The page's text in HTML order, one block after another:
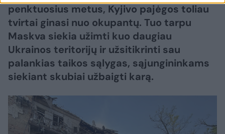
penktuosius metus, Kyjivo pajėgos toliau
tvirtai ginasi nuo okupantų. Tuo tarpu
Maskva siekia užimti kuo daugiau
Ukrainos teritorijų ir užsitikrinti sau
palankias taikos sąlygas, sąjungininkams
siekiant skubiai užbaigti karą.​​​​​​​​​​​​​​​​​​​​​​​​​​​